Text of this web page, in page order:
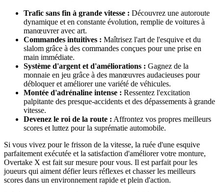
Trafic sans fin à grande vitesse : Découvrez une autoroute
dynamique et en constante évolution, remplie de voitures à
manœuvrer avec art.
Commandes intuitives : Maîtrisez l'art de l'esquive et du
slalom grâce à des commandes conçues pour une prise en
main immédiate.
Système d'argent et d'améliorations : Gagnez de la
monnaie en jeu grâce à des manœuvres audacieuses pour
débloquer et améliorer une variété de véhicules.
Montée d'adrénaline intense : Ressentez l'excitation
palpitante des presque-accidents et des dépassements à grande
vitesse.
Devenez le roi de la route : Affrontez vos propres meilleurs
scores et luttez pour la suprématie automobile.
Si vous vivez pour le frisson de la vitesse, la ruée d'une esquive
parfaitement exécutée et la satisfaction d'améliorer votre monture,
Overtake X est fait sur mesure pour vous. Il est parfait pour les
joueurs qui aiment défier leurs réflexes et chasser les meilleurs
scores dans un environnement rapide et plein d'action.